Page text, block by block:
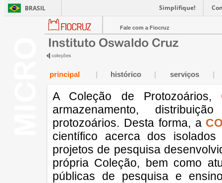
BRASIL Simplifique!
Fale com a Fiocruz
principal histórico serviços
A Coleção de Protozoários,
armazenamento,
protozoários. Desta forma, a
científico acerca dos
projetos de pesquisa
própria Coleção, bem como
públicas de pesquisa e